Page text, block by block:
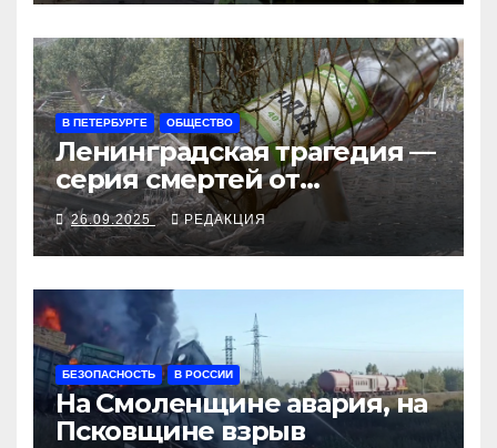
В ПЕТЕРБУРГЕ ОБЩЕСТВО
Ленинградская трагедия —
серия смертей от
алкосуррогата
26.09.2025 РЕДАКЦИЯ
БЕЗОПАСНОСТЬ В РОССИИ
На Смоленщине авария, на
Псковщине взрыв